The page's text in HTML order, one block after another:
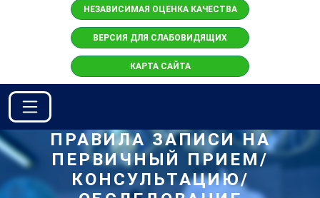
НЕЗАВИСИМАЯ ОЦЕНКА КАЧЕСТВА
ВЕРСИЯ ДЛЯ СЛАБОВИДЯЩИХ
КАРТА САЙТА
ПРАВИЛА ЗАПИСИ НА
ПЕРВИЧНЫЙ ПРИЕМ/
КОНСУЛЬТАЦИЮ/